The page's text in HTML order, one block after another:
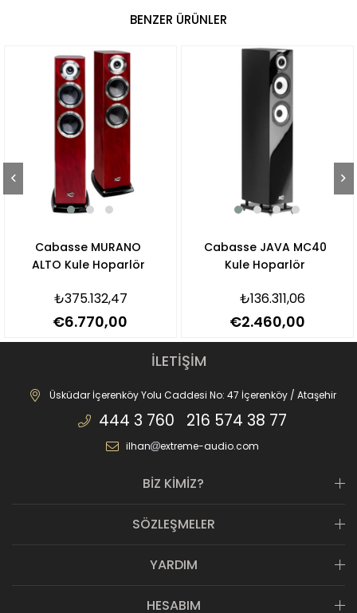
BENZER ÜRÜNLER
Cabasse MURANO
ALTO Kule Hoparlör
₺375.132,47
€6.770,00
Cabasse JAVA MC40
Kule Hoparlör
₺136.311,06
€2.460,00
İLETİŞİM
Üsküdar İçerenköy Yolu Caddesi No: 47 İçerenköy / Ataşehir
444 3 760 216 574 38 77
ilhan extreme-audio.com
BİZ KİMİZ?
SÖZLEŞMELER
YARDIM
HESABIM